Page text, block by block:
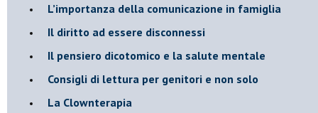
​L’importanza della comunicazione in famiglia
​Il diritto ad essere disconnessi
​Il pensiero dicotomico e la salute mentale
​Consigli di lettura per genitori e non solo
​La Clownterapia